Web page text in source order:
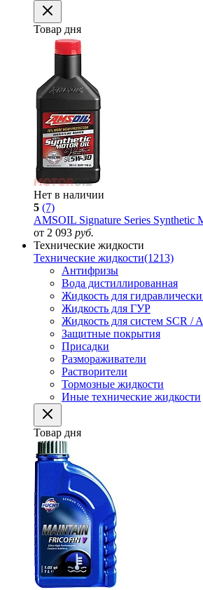
Товар дня
Нет в наличии
5 (7)
AMSOIL Signature Series Synthetic
от 2 093 руб.
Технические жидкости
Технические жидкости(1213)
Антифризы
Вода дистиллированная
Жидкость для
Жидкость для ГУР
Жидкость для систем SCR /
Защитные покрытия
Присадки
Размораживатели
Растворители
Тормозные жидкости
Иные технические жидкости
Товар дня